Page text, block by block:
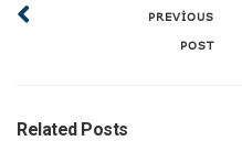
PREVIOUS
POST
Related Posts